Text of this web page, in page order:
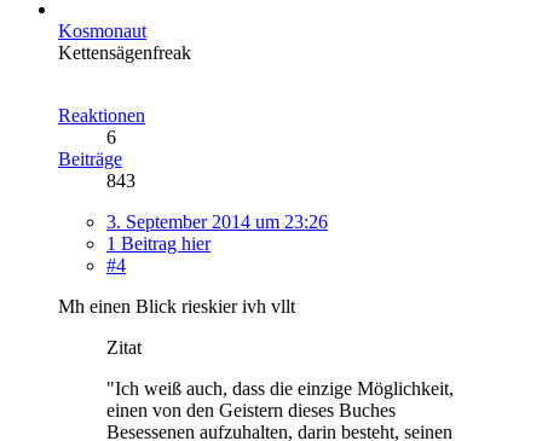
Kosmonaut
Kettensägenfreak
Reaktionen
6
Beiträge
843
3. September 2014 um 23:26
1 Beitrag hier
#4
Mh einen Blick rieskier ivh vllt
Zitat
"Ich weiß auch, dass die einzige Möglichkeit,
einen von den Geistern dieses Buches
Besessenen aufzuhalten, darin besteht, seinen